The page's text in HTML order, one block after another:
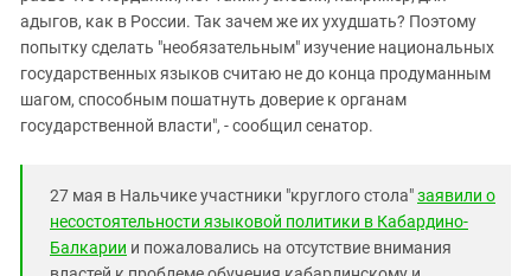
адыгов, как в России. Так зачем же их ухудшать? Поэтому
попытку сделать "необязательным" изучение национальных
государственных языков считаю не до конца продуманным
шагом, способным пошатнуть доверие к органам
государственной власти", - сообщил сенатор.
27 мая в Нальчике участники "круглого стола"заявили о
несостоятельности языковой политики в Кабардино-
Балкарии и пожаловались на отсутствие внимания